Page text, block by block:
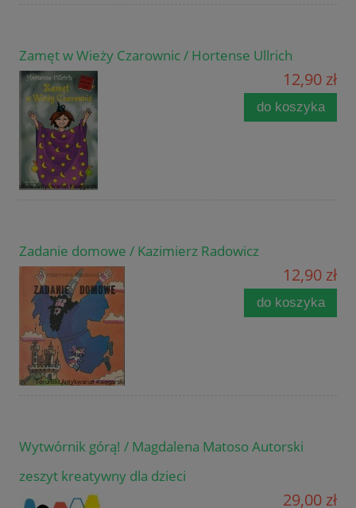
Zamęt w Wieży Czarownic / Hortense Ullrich
12,90 zł
do koszyka
Zadanie domowe / Kazimierz Radowicz
12,90 zł
do koszyka
Wytwórnik górą! / Magdalena Matoso Autorski
zeszyt kreatywny dla dzieci
29,00 zł